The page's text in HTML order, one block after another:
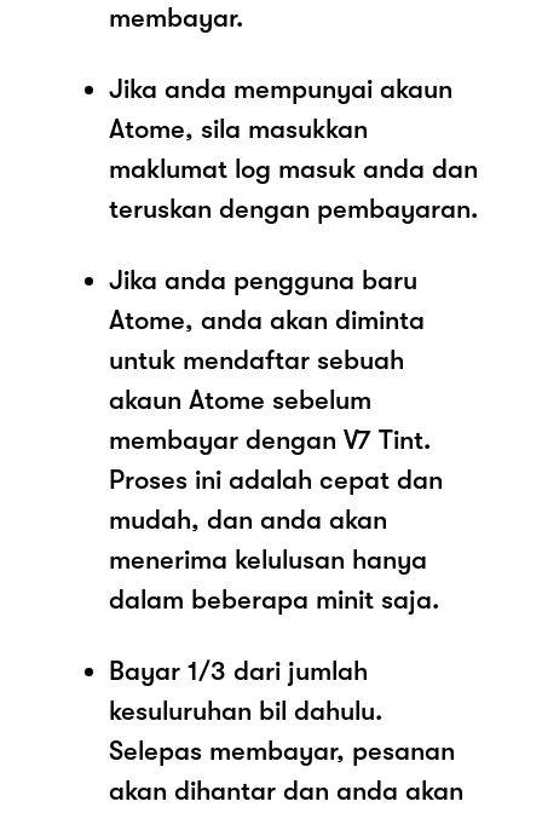
membayar.
Jika anda mempunyai akaun
Atome, sila masukkan
maklumat log masuk anda dan
teruskan dengan pembayaran.
Jika anda pengguna baru
Atome, anda akan diminta
untuk mendaftar sebuah
akaun Atome sebelum
membayar dengan V7 Tint.
Proses ini adalah cepat dan
mudah, dan anda akan
menerima kelulusan hanya
dalam beberapa minit saja.
Bayar 1/3 dari jumlah
kesuluruhan bil dahulu.
Selepas membayar, pesanan
akan dihantar dan anda akan